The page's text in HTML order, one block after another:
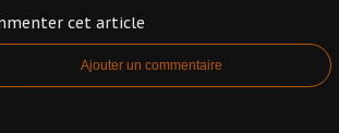
cet article
Ajouter un commentaire